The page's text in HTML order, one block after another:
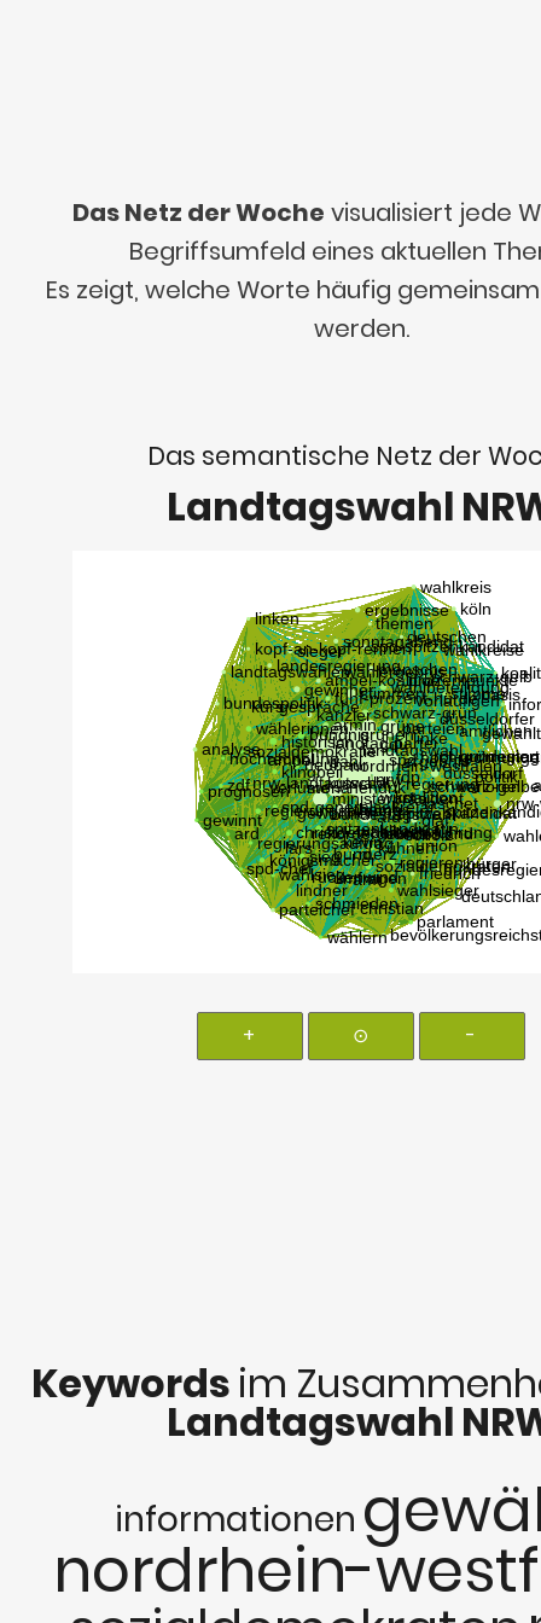
Das Netz der Woche visualisiert jede
Begriffsumfeld eines aktuellen
Es zeigt, welche Worte häufig
werden.
Das semantische Netz der
Landtagswahl
+ ⊙ -
Keywords im
Landtagswahl
informationen
nordrhein-